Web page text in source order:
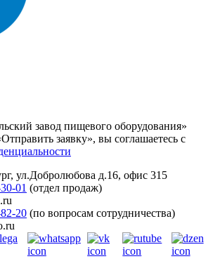
завод пищевого оборудования»
заявку», вы соглашаетесь с
, ул.Добролюбова д.16, офис 315
01 (отдел продаж)
20 (по вопросам сотрудничества)